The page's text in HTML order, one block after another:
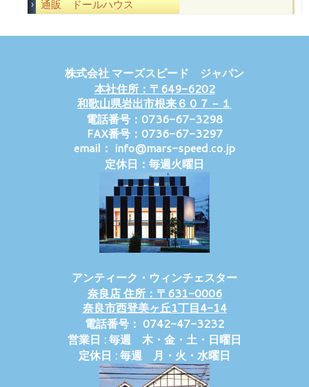
通販 ドールハウス
株式会社 マーズスピード ジャパン
本社住所：〒649-6202
和歌山県岩出市根来６０７－１
電話番号：0736-67-3298
FAX番号：0736-67-3297
email： info@mars-speed.co.jp
定休日：毎週火曜日
アンティーク・ウィンチェスター
奈良店 住所：〒631-0006
奈良市西登美ヶ丘1丁目4-14
電話番号： 0742-47-3232
営業日 : 毎週 木・金・土・日曜日
定休日 : 毎週 月・火・水曜日